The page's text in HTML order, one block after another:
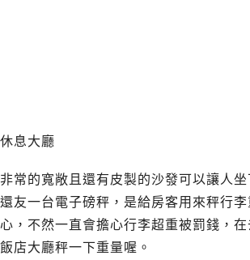
休息大廳
非常的寬敞且還有皮製的沙發可以讓人
還友一台電子磅秤，是給房客用來秤行
心，不然一直會擔心行李超重被罰錢，
飯店大廳秤一下重量喔。